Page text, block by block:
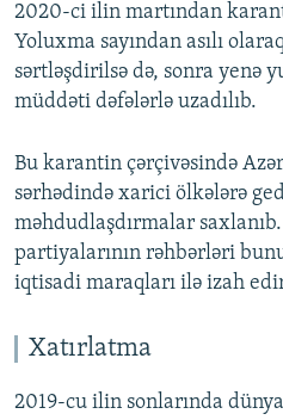
2020-ci ilin martından
Yoluxma sayından asılı
sərtləşdirilsə də, sonra yenə
müddəti dəfələrlə uzadılıb.
Bu karantin çərçivəsində
sərhədində xarici ölkələrə
məhdudlaşdırmalar
partiyalarının rəhbərləri
iqtisadi maraqları ilə izah
Xatırlatma
2019-cu ilin sonlarında